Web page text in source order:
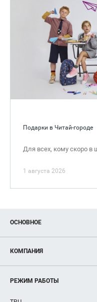
Подарки в Читай-городе
Для всех, кому скоро в
1 августа 2026
ОСНОВНОЕ
Новости
Магазины
Услуги
КОМПАНИЯ
Рекламодателям
РЕЖИМ РАБОТЫ